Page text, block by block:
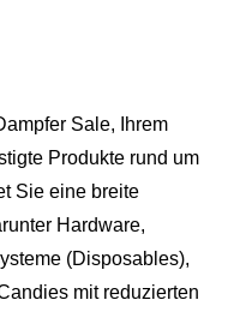
Sale, Ihrem
Produkte rund um
Sie eine breite
Hardware,
(Disposables),
mit reduzierten